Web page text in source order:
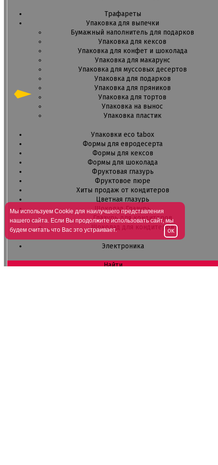
Трафареты
Упаковка для выпечки
Бумажный наполнитель для подарков
Упаковка для кексов
Упаковка для конфет и шоколада
Упаковка для макарунс
Упаковка для муссовых десертов
Упаковка для подарков
Упаковка для пряников
Упаковка для тортов
Упаковка на вынос
Упаковка пластик
Упаковки eco tabox
Формы для евродесерта
Формы для кексов
Формы для шоколада
Фруктовая глазурь
Фруктовое пюре
Хиты продаж от кондитеров
Цветная глазурь
Шоколад Глазурь
Глазурь для кондитеров
Шоколад для кондитеров
Электроника
Найти
Мы используем Cookie для наилучшего представления
нашего сайта. Если Вы продолжите использовать сайт, мы
будем считать что Вас это устраивает.
OK